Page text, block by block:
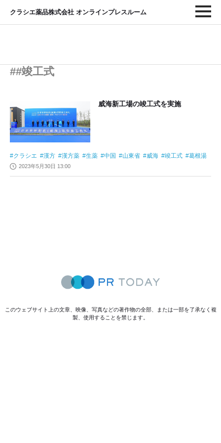
クラシエ薬品株式会社 オンラインプレスルーム
##竣工式
威海新工場の竣工式を実施
クラシエ 漢方 漢方薬 生薬 中国 山東省 威海 竣工式 葛根湯
2023年5月30日 13:00
このウェブサイト上の文章、映像、写真などの著作物の全部、または一部を了承なく複
製、使用することを禁じます。